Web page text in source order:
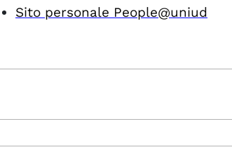
Sito personale People@uniud